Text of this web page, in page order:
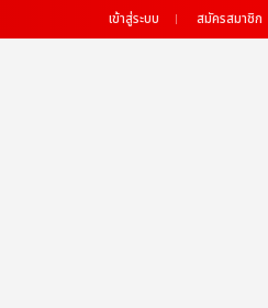
เข้าสู่ระบบ สมัครสมาชิก